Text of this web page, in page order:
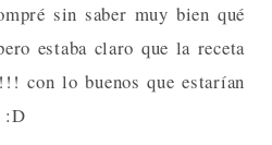
sin saber muy bien qué
estaba claro que la receta
con lo buenos que estarían
:D